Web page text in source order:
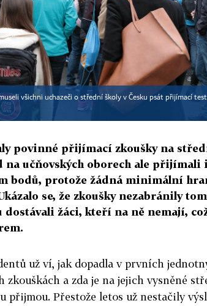
všichni uchazeči o střední školy v Česku psát přijímací
povinné přijímací zkoušky na
učňovských oborech ale přijímali i
bodů, protože žádná minimální
se, že zkoušky nezabránily
žáci, kteří na ně nemají,
už ví, jak dopadla v prvních
zkouškách a zda je na jejich vysněné
přijmou. Přestože letos už nestačily